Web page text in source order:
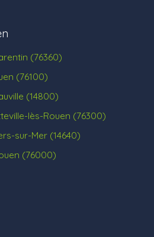
(76360)
(76100)
(14800)
lès-Rouen (76300)
sur-Mer (14640)
(76000)